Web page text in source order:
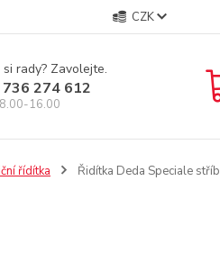
CZK
rady? Zavolejte.
274 612
16.00
řídítka Řidítka Deda Speciale